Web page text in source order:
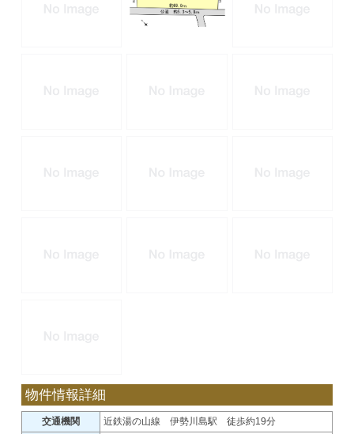
物件情報詳細
交通機関
近鉄湯の山線 伊勢川島駅 徒歩約19分